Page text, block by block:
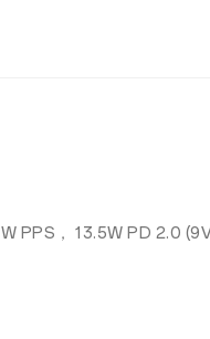
PPS， 13.5W PD 2.0